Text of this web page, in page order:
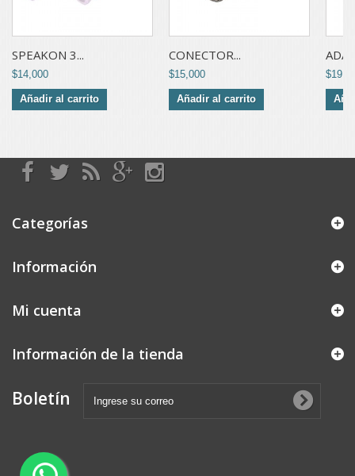
SPEAKON 3...
$14,000
Añadir al carrito
CONECTOR...
$15,000
Añadir al carrito
Categorías
Información
Mi cuenta
Información de la tienda
Boletín